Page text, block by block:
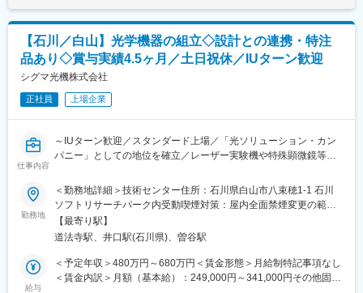
・委員会運営の補佐
・健康管理業務の補佐
（3）人事関連業務
・採用業務（高卒、派遣社員）
・派遣会社交渉、派遣・嘱託社員 トラブル対応、勤怠管理等、受
け入れ補佐
・給与（派遣社員のみ）／勤怠管理、計算
・社会保険業務（入退社手続き、社会保険、労働保険等）、人事
部との中継ぎ
■組織構成：
管理職含め６名の組織です。年齢は30代以上がメインとなりま
す。
■キャリアパス
・衛生管理や防火管理など工場施設運営には欠かせない資格取得
【石川／白山】光学機器の組立◇設計との連携・特注
品あり◇賞与実績4.5ヶ月／土日祝休／IUターン歓迎
シグマ光機株式会社
正社員 上場企業
仕事内容
～IUターン歓迎／スタンダード上場／「光ソリューション・カン
パニー」としての地位を確立／レーザー実験機や特殊顕微鏡等の
■担当業務：
光学機器製品の組立・配線・調整・測定作業の実務をお任せし
ます。
・光学基本機器製品、自動応用製品、コントローラ関連製品、調
芯装置等の組立
・カタログ製品だけでなく、お客様の要望に合わせた特注製品の
組立にも携わって頂きます。
勤務地
＜勤務地詳細＞技術センター住所：石川県白山市八束穂1-1 石川
ソフトリサーチパーク内受動喫煙対策：屋内全面禁煙変更の範
囲：会社の定める事業所
【最寄り駅】
道法寺駅、井口駅(石川県)、曽谷駅
給与
＜予定年収＞480万円～680万円＜賃金形態＞月給制特記事項なし
＜賃金内訳＞月額（基本給）：249,000円～341,000円その他固定